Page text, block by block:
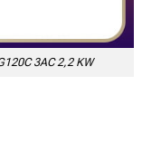
3AC 2,2 KW